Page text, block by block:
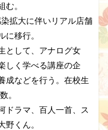
む。
拡大に伴いリアル店舗
移行。
として、アナログ女
しく学べる講座の企
成などを行う。在校生
。
ドラマ、百人一首、ス
野くん。